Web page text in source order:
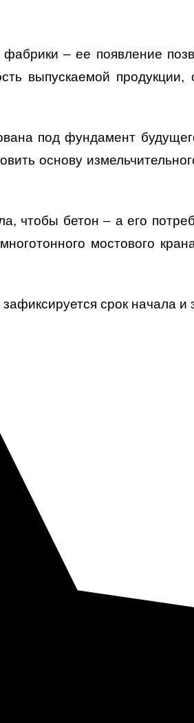
– ее появление
выпускаемой продукции,
под фундамент
основу
чтобы бетон – а его
мостового
срок начала